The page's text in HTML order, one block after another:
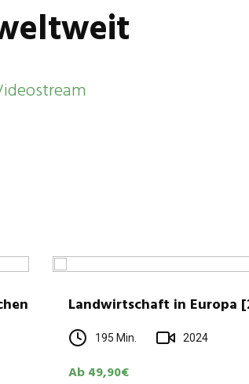
Land­wirt­schaft in Europa
195 Min. 2024
Ab 49,90€